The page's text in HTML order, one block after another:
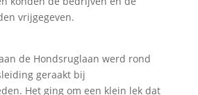
vrijgegeven.
de Hondsruglaan werd rond
geraakt bij
Het ging om een klein lek dat